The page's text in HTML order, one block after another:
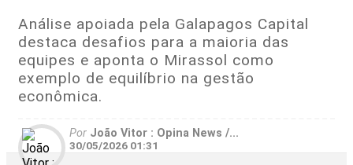
Análise apoiada pela Galapagos Capital
destaca desafios para a maioria das
equipes e aponta o Mirassol como
exemplo de equilíbrio na gestão
econômica.
Por João Vitor : Opina News /...
30/05/2026 01:31